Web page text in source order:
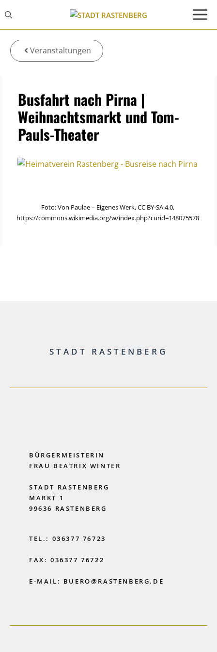
Inhalt
springen
Veranstaltungen
Busfahrt nach Pirna |
Weihnachtsmarkt und Tom-
Pauls-Theater
Foto: Von Paulae – Eigenes Werk, CC BY-SA 4.0,
https://commons.wikimedia.org/w/index.php?curid=148075578
STADT RASTENBERG
BÜRGERMEISTERIN
FRAU BEATRIX WINTER
STADT RASTENBERG
MARKT 1
99636 RASTENBERG
TEL.: 036377 76723
FAX: 036377 76722
E-MAIL: BUERO@RASTENBERG.DE